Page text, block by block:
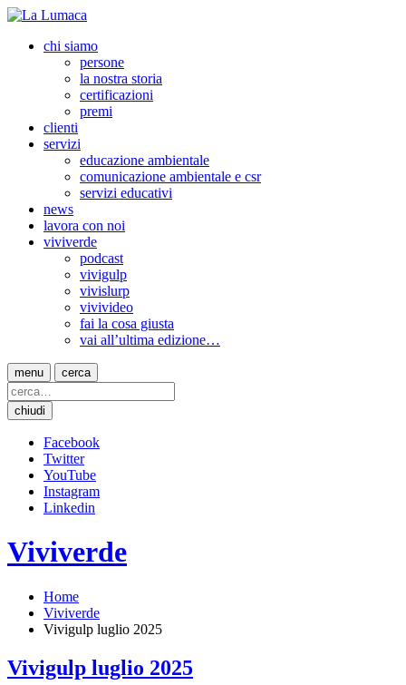
chi siamo
persone
la nostra storia
certificazioni
premi
clienti
servizi
educazione ambientale
comunicazione ambientale e csr
servizi educativi
news
lavora con noi
viviverde
podcast
vivigulp
vivislurp
vivivideo
fai la cosa giusta
vai all’ultima edizione…
menu cerca
chiudi
Facebook
Twitter
YouTube
Instagram
Linkedin
Viviverde
Home
Viviverde
Vivigulp luglio 2025
Vivigulp luglio 2025